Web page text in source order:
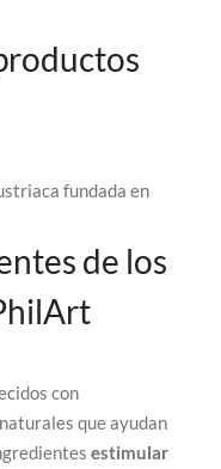
fundada en
de los
con
que ayudan
estimular